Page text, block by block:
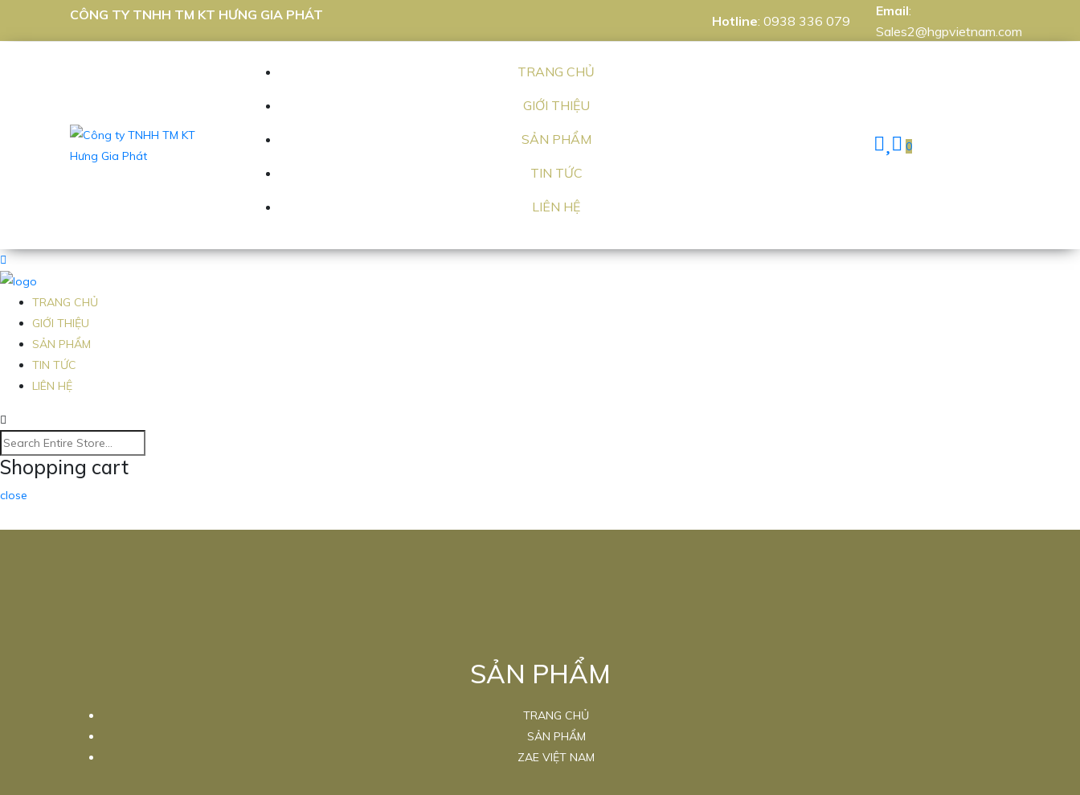
CÔNG TY TNHH TM KT HƯNG GIA PHÁT Hotline: 0938 336 079
Email:
Sales2@hgpvietnam.com
TRANG CHỦ
GIỚI THIỆU
SẢN PHẨM
TIN TỨC
LIÊN HỆ
0
TRANG CHỦ
GIỚI THIỆU
SẢN PHẨM
TIN TỨC
LIÊN HỆ
Shopping cart
close
SẢN PHẨM
TRANG CHỦ
SẢN PHẨM
ZAE VIỆT NAM